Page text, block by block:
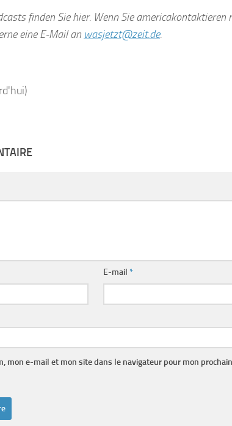
finden Sie hier. Wenn Sie americakontaktieren
eine E-Mail an wasjetzt@zeit.de.
E-mail*
mon e-mail et mon site dans le navigateur pour mon prochain